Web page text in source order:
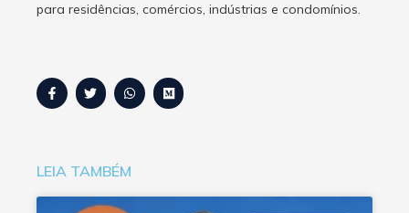
para residências, comércios, indústrias e condomínios.
LEIA TAMBÉM